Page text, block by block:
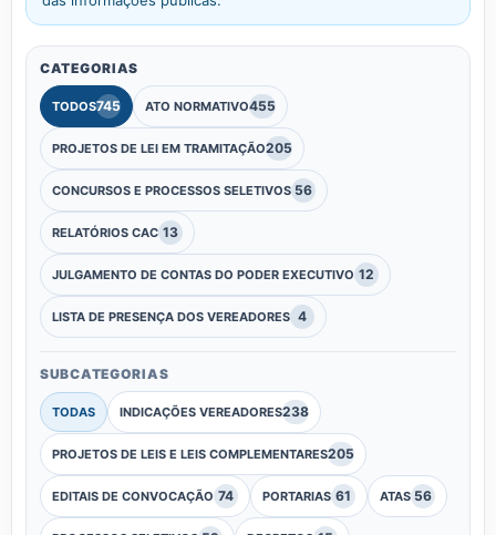
CATEGORIAS
TODOS745 ATO NORMATIVO455
PROJETOS DE LEI EM TRAMITAÇÃO205
CONCURSOS E PROCESSOS SELETIVOS 56
RELATÓRIOS CAC 13
JULGAMENTO DE CONTAS DO PODER EXECUTIVO 12
LISTA DE PRESENÇA DOS VEREADORES 4
SUBCATEGORIAS
TODAS INDICAÇÕES VEREADORES238
PROJETOS DE LEIS E LEIS COMPLEMENTARES205
EDITAIS DE CONVOCAÇÃO 74 PORTARIAS 61 ATAS 56